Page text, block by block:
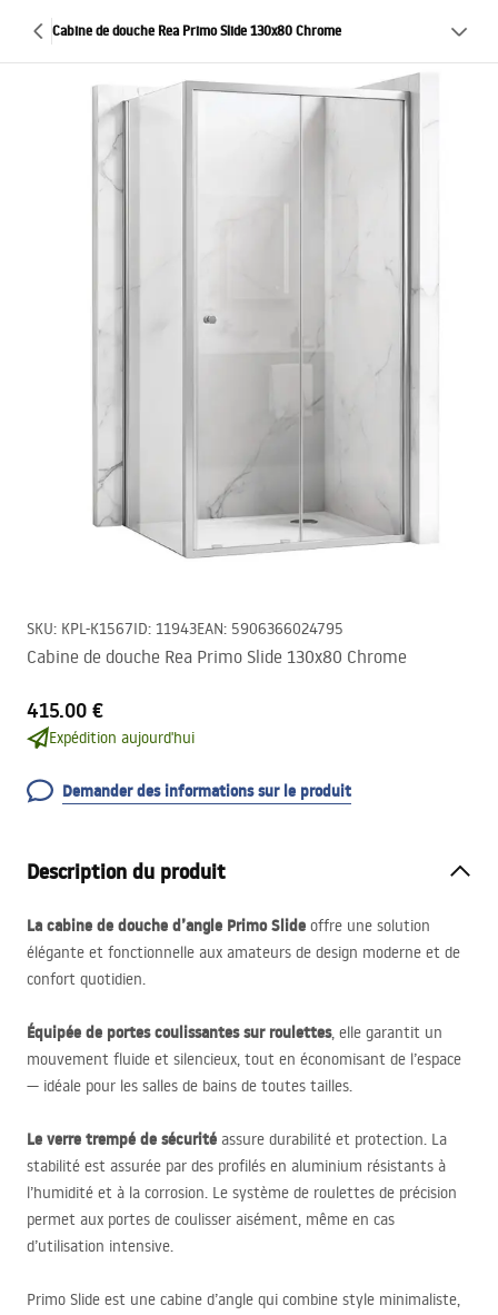
Cabine de douche Rea Primo Slide 130x80 Chrome
SKU: KPL-K1567ID: 11943EAN: 5906366024795
Cabine de douche Rea Primo Slide 130x80 Chrome
415.00 €
Expédition aujourd'hui
Demander des informations sur le produit
Description du produit
La cabine de douche d’angle Primo Slide offre une solution
élégante et fonctionnelle aux amateurs de design moderne et de
confort quotidien.
Équipée de portes coulissantes sur roulettes, elle garantit un
mouvement fluide et silencieux, tout en économisant de l’espace
— idéale pour les salles de bains de toutes tailles.
Le verre trempé de sécurité assure durabilité et protection. La
stabilité est assurée par des profilés en aluminium résistants à
l’humidité et à la corrosion. Le système de roulettes de précision
permet aux portes de coulisser aisément, même en cas
d’utilisation intensive.
Primo Slide est une cabine d’angle qui combine style minimaliste,